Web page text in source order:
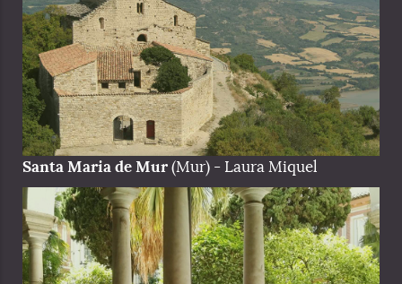
Santa Maria de Mur(Mur) - Laura Miquel